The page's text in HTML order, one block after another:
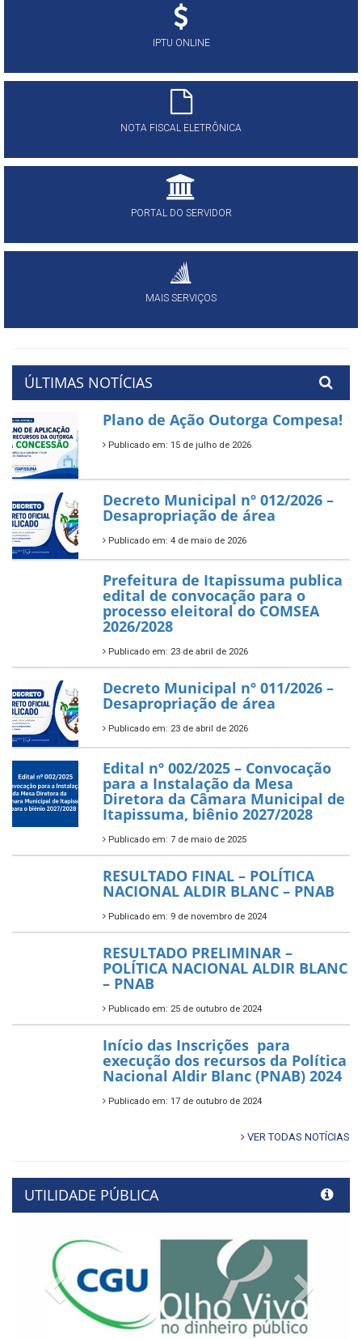
IPTU ONLINE
NOTA FISCAL ELETRÔNICA
PORTAL DO SERVIDOR
MAIS SERVIÇOS
ÚLTIMAS NOTÍCIAS
Plano de Ação Outorga Compesa!
Publicado em: 15 de julho de 2026
Decreto Municipal nº 012/2026 –
Desapropriação de área
Publicado em: 4 de maio de 2026
Prefeitura de Itapissuma publica
edital de convocação para o
processo eleitoral do COMSEA
2026/2028
Publicado em: 23 de abril de 2026
Decreto Municipal nº 011/2026 –
Desapropriação de área
Publicado em: 23 de abril de 2026
Edital nº 002/2025 – Convocação
para a Instalação da Mesa
Diretora da Câmara Municipal de
Itapissuma, biênio 2027/2028
Publicado em: 7 de maio de 2025
RESULTADO FINAL – POLÍTICA
NACIONAL ALDIR BLANC – PNAB
Publicado em: 9 de novembro de 2024
RESULTADO PRELIMINAR –
POLÍTICA NACIONAL ALDIR BLANC
– PNAB
Publicado em: 25 de outubro de 2024
Início das Inscrições para
execução dos recursos da Política
Nacional Aldir Blanc (PNAB) 2024
Publicado em: 17 de outubro de 2024
VER TODAS NOTÍCIAS
UTILIDADE PÚBLICA
Previous